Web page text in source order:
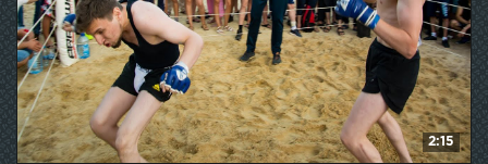
2:15